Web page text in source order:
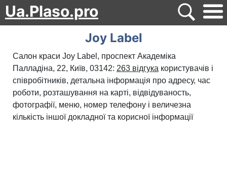
Ua.Plaso.pro
Joy Label
Салон краси Joy Label, проспект Академіка
Палладіна, 22, Київ, 03142: 263 відгука користувачів і
співробітників, детальна інформація про адресу, час
роботи, розташування на карті, відвідуваность,
фотографії, меню, номер телефону і величезна
кількість іншої докладної та корисної інформації